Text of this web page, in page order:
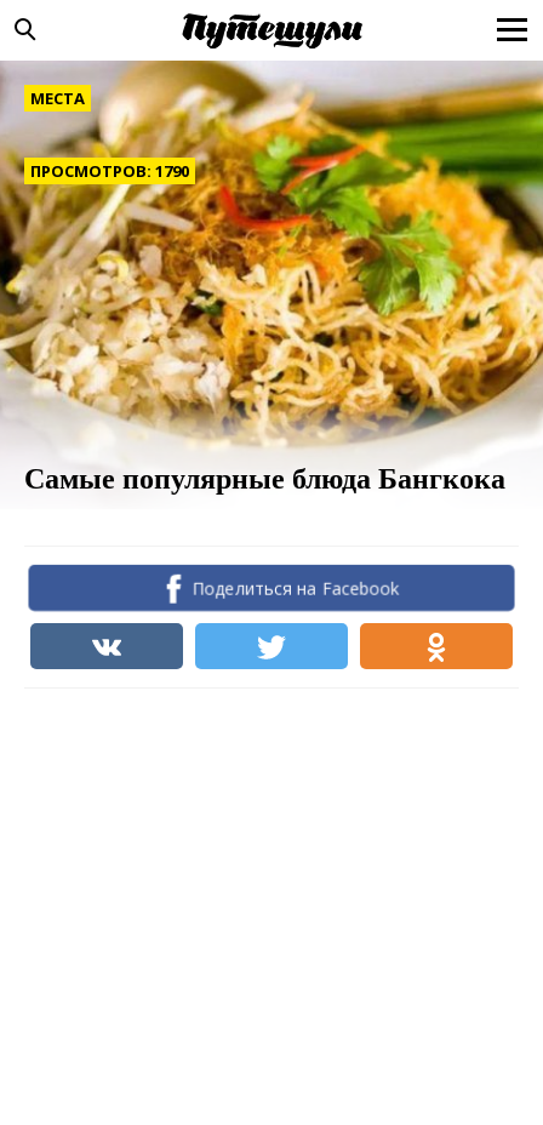
МЕСТА
ПРОСМОТРОВ: 1790
Самые популярные блюда Бангкока
Поделиться на Facebook